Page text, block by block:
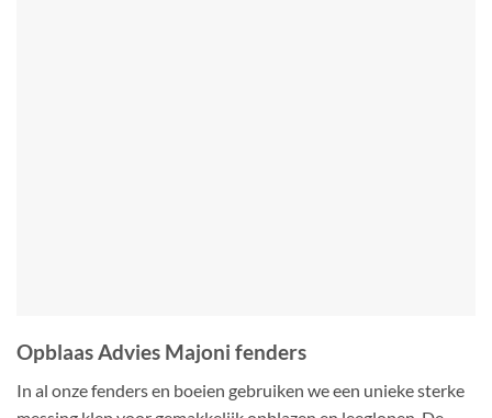
Opblaas Advies Majoni fenders
In al onze fenders en boeien gebruiken we een unieke sterke